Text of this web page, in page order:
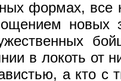
формах, все
новых
в локоть от
а кто с